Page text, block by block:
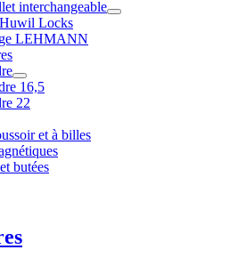
interchangeable
Locks
LEHMANN
16,5
22
et à billes
butées